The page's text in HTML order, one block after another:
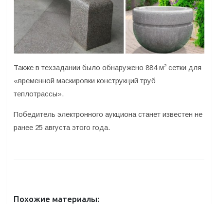
Также в техзадании было обнаружено 884 м2 сетки для
«временной маскировки конструкций труб
теплотрассы».
Победитель электронного аукциона станет известен не
ранее 25 августа этого года.
Похожие материалы: